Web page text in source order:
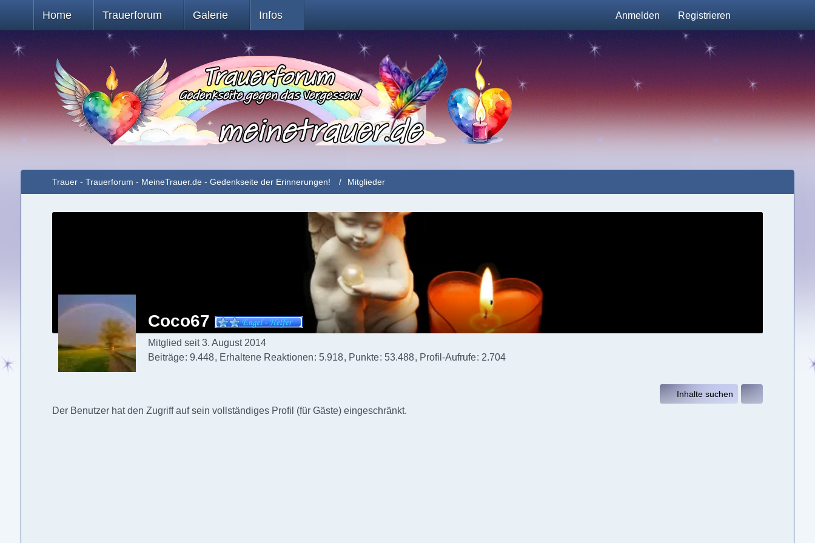
Home Trauerforum Galerie Infos Anmelden Registrieren
Trauer - Trauerforum - MeineTrauer.de - Gedenkseite der Erinnerungen! Mitglieder
Coco67
Mitglied seit 3. August 2014
Beiträge 9.448 Erhaltene Reaktionen 5.918 Punkte 53.488 Profil-Aufrufe 2.704
Inhalte suchen
Der Benutzer hat den Zugriff auf sein vollständiges Profil (für Gäste) eingeschränkt.